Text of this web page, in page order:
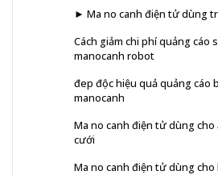
► Ma no canh điện tử dùng
Cách giảm chi phí quảng cáo
manocanh robot
đep độc hiệu quả quảng cáo
manocanh
Ma no canh điện tử dùng cho
cưới
Ma no canh điện tử dùng cho